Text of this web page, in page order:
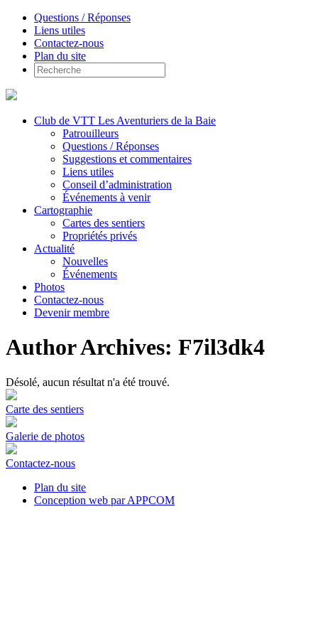
Questions / Réponses
Liens utiles
Contactez-nous
Plan du site
Club de VTT Les Aventuriers de la Baie
Patrouilleurs
Questions / Réponses
Suggestions et commentaires
Liens utiles
Conseil d’administration
Événements à venir
Cartographie
Cartes des sentiers
Propriétés privés
Actualité
Nouvelles
Événements
Photos
Contactez-nous
Devenir membre
Author Archives: F7il3dk4
Désolé, aucun résultat n'a été trouvé.
Carte des sentiers
Galerie de photos
Contactez-nous
Plan du site
Conception web par APPCOM